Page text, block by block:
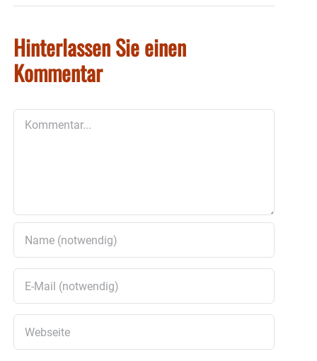
Hinterlassen Sie einen
Kommentar